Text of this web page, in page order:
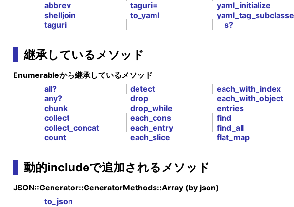
abbrev
shelljoin
taguri
taguri=
to_yaml
yaml_initialize
yaml_tag_subclasse
s?
継承しているメソッド
Enumerableから継承しているメソッド
all?
any?
chunk
collect
collect_concat
count
detect
drop
drop_while
each_cons
each_entry
each_slice
each_with_index
each_with_object
entries
find
find_all
flat_map
動的includeで追加されるメソッド
JSON::Generator::GeneratorMethods::Array (by json)
to_json